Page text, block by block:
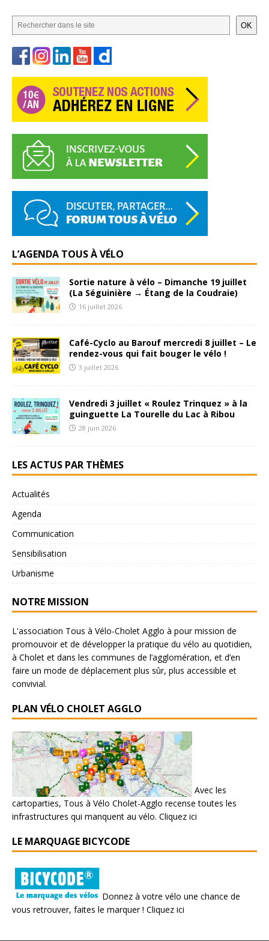
OK
L’AGENDA TOUS À VÉLO
Sortie nature à vélo – Dimanche 19 juillet
(La Séguinière → Étang de la Coudraie)
16 juillet 2026
Café-Cyclo au Barouf mercredi 8 juillet – Le
rendez-vous qui fait bouger le vélo !
3 juillet 2026
Vendredi 3 juillet « Roulez Trinquez » à la
guinguette La Tourelle du Lac à Ribou
28 juin 2026
LES ACTUS PAR THÈMES
Actualités
Agenda
Communication
Sensibilisation
Urbanisme
NOTRE MISSION
L'association Tous à Vélo-Cholet Agglo à pour mission de
promouvoir et de développer la pratique du vélo au quotidien,
à Cholet et dans les communes de l’agglomération, et d’en
faire un mode de déplacement plus sûr, plus accessible et
convivial.
PLAN VÉLO CHOLET AGGLO
Avec les
cartoparties, Tous à Vélo Cholet-Agglo recense toutes les
infrastructures qui manquent au vélo. Cliquez ici
LE MARQUAGE BICYCODE
Donnez à votre vélo une chance de
vous retrouver, faites le marquer ! Cliquez ici